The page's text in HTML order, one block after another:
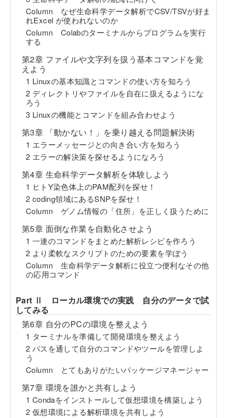
Column なぜ生命科学データ解析でCSV/TSVが好ま
れExcel が使われないのか
Column Colabのターミナルからプログラムを実行
する
第2章 ファイルや文字列を扱う基本コマンドを覚
えよう
1 Linuxの基本知識とコマンドの使い方を知ろう
2 ディレクトリやファイルを自在に扱えるようにな
ろう
3 Linuxの機能とコマンドを組み合わせよう
第3章 「動かない！」を乗り越える問題解決術
1 エラーメッセージとの向き合い方を知ろう
2 エラーの解決策を探せるようになろう
第4章 生命科学データ解析を体験しよう
1 ヒトY染色体上のPAM配列を探せ！
2 coding領域にあるSNPを探せ！
Column ゲノム情報の「住所」を正しく扱うために
第5章 面倒な作業を自動化させよう
1 一連のコマンドをまとめた解析レシピを作ろう
2 より柔軟なスクリプトのための要素を学ぼう
Column 生命科学データ解析に役立つ便利なその他
の応用コマンド
Part Ⅱ ローカル環境での実践 自分のデータで試
してみる
第6章 自分のPCの環境を整えよう
1 ターミナルを準備して開発環境を整えよう
2 パスを通して自分のコマンドやツールを管理しよ
う
Column とてもありがたいパッケージマネージャー
第7章 環境を誰かと共有しよう
1 Condaをインストールして仮想環境を構築しよう
2 仮想環境による解析環境を共有しよう